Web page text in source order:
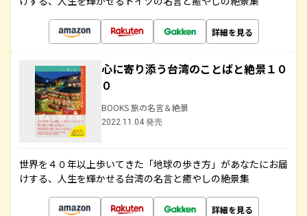
詳細を見る
心に寄り添う台湾のことばと絶景１０
０
BOOKS 旅の名言＆絶景
2022.11.04 発売
世界を４０年以上歩いてきた「地球の歩き方」があなたにお届
けする、人生を輝かせる台湾の名言と癒やしの絶景集
詳細を見る